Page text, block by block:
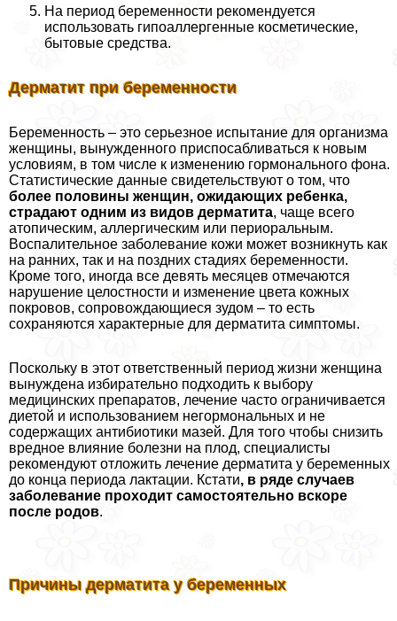
На период беременности рекомендуется
использовать гипоаллергенные косметические,
бытовые средства.
Дерматит при беременности
Беременность – это серьезное испытание для организма
женщины, вынужденного приспосабливаться к новым
условиям, в том числе к изменению гормонального фона.
Статистические данные свидетельствуют о том, что
более половины женщин, ожидающих ребенка,
страдают одним из видов дерматита, чаще всего
атопическим, аллергическим или периopaльным.
Воспалительное заболевание кожи может возникнуть как
на ранних, так и на поздних стадиях беременности.
Кроме того, иногда все девять месяцев отмечаются
нарушение целостности и изменение цвета кожных
покровов, сопровождающиеся зудом – то есть
сохраняются хаpaктерные для дерматита симптомы.
Поскольку в этот ответственный период жизни женщина
вынуждена избирательно подходить к выбору
медицинских препаратов, лечение часто ограничивается
диетой и использованием негормональных и не
содержащих антибиотики мазей. Для того чтобы снизить
вредное влияние болезни на плод, специалисты
рекомендуют отложить лечение дерматита у беременных
до конца периода лактации. Кстати, в ряде случаев
заболевание проходит самостоятельно вскоре
после родов.
Причины дерматита у беременных